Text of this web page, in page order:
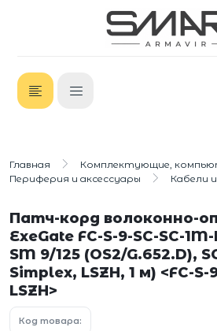
Главная
Комплектующие,
Периферия и аксессуары
Кабели
Патч-корд волоконно-
ExeGate FC-S-9-SC-SC-
SM 9/125 (OS2/G.652.D),
Simplex, LSZH, 1 м) <FC-S-
LSZH>
Код товара: